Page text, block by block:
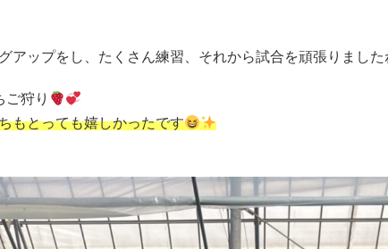
アップをし、たくさん練習、それから試合を頑張りました
ご狩り
もとっても嬉しかったです